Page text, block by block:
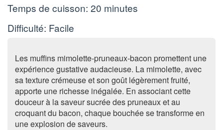
Temps de cuisson: 20 minutes
Difficulté: Facile
Les muffins mimolette-pruneaux-bacon promettent une
expérience gustative audacieuse. La mimolette, avec
sa texture crémeuse et son goût légèrement fruité,
apporte une richesse inégalée. En associant cette
douceur à la saveur sucrée des pruneaux et au
croquant du bacon, chaque bouchée se transforme en
une explosion de saveurs.